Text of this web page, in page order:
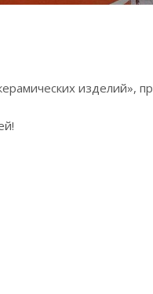
изделий»,